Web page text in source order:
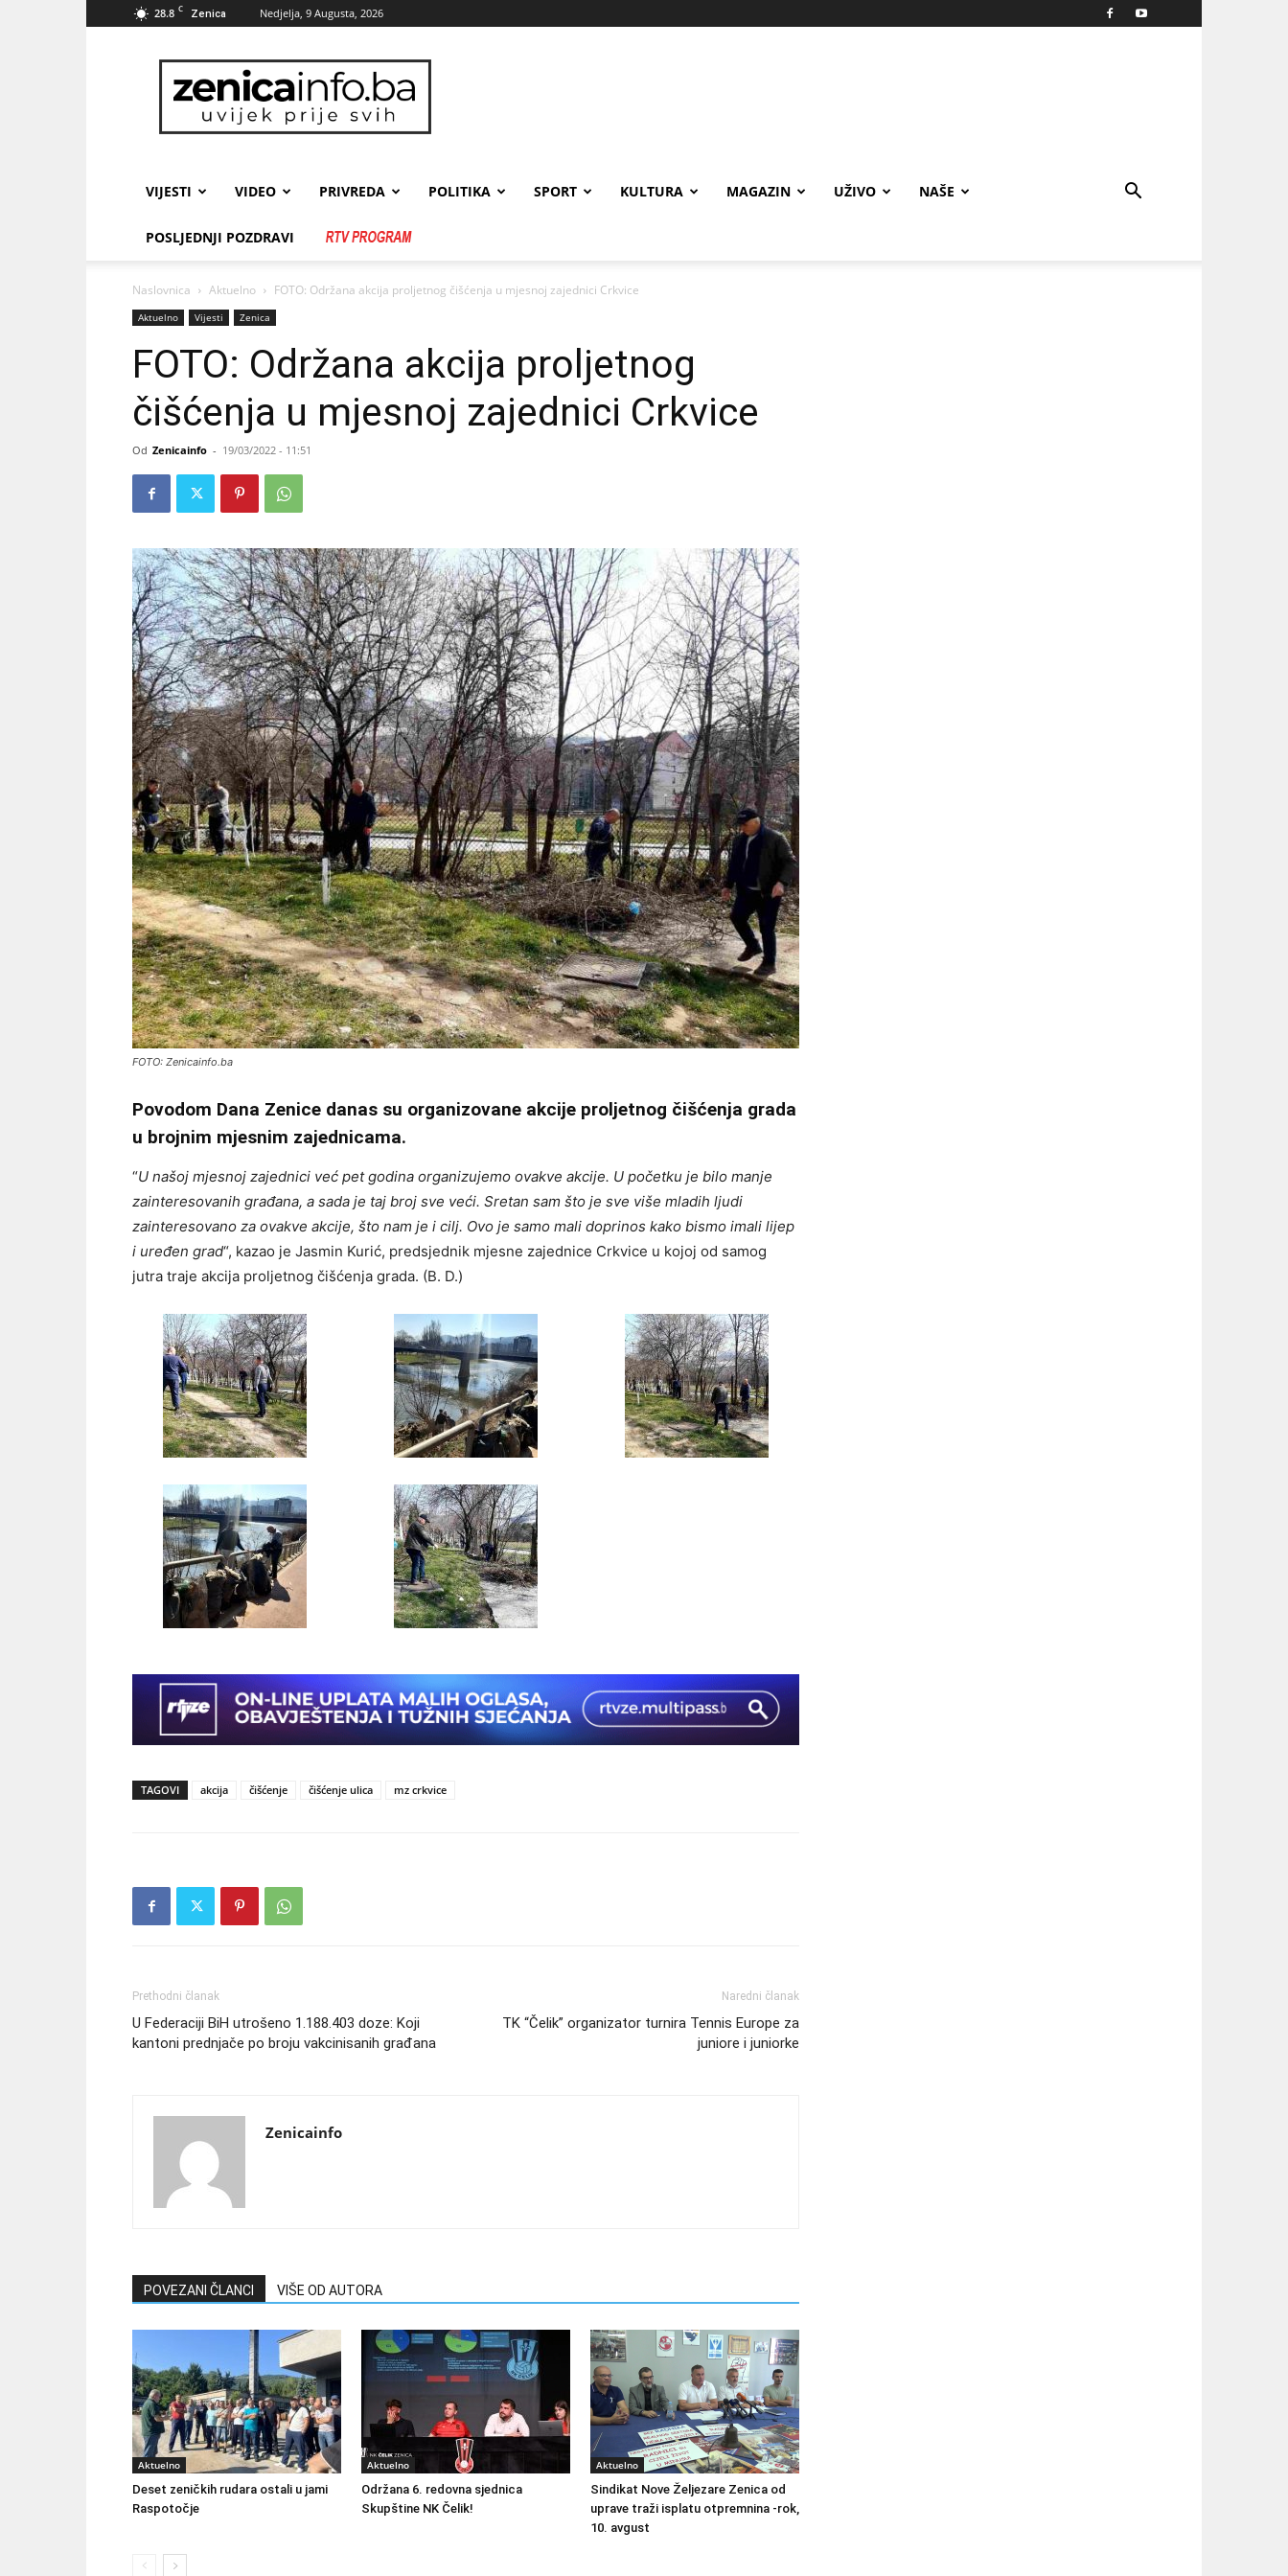
28.8 C Zenica Nedjelja, 9 Augusta, 2026
zenicainfo.ba
VIJESTI VIDEO PRIVREDA POLITIKA SPORT KULTURA MAGAZIN UŽIVO NAŠE
POSLJEDNJI POZDRAVI
Naslovnica Aktuelno FOTO: Održana akcija proljetnog čišćenja u mjesnoj zajednici Crkvice
Aktuelno Vijesti Zenica
FOTO: Održana akcija proljetnog
čišćenja u mjesnoj zajednici Crkvice
Od Zenicainfo - 19/03/2022 - 11:51
FOTO: Zenicainfo.ba
Povodom Dana Zenice danas su organizovane akcije proljetnog čišćenja grada
u brojnim mjesnim zajednicama.
“U našoj mjesnoj zajednici već pet godina organizujemo ovakve akcije. U početku je bilo manje
zainteresovanih građana, a sada je taj broj sve veći. Sretan sam što je sve više mladih ljudi
zainteresovano za ovakve akcije, što nam je i cilj. Ovo je samo mali doprinos kako bismo imali lijep
i uređen grad“, kazao je Jasmin Kurić, predsjednik mjesne zajednice Crkvice u kojoj od samog
jutra traje akcija proljetnog čišćenja grada. (B. D.)
TAGOVI akcija čišćenje čišćenje ulica mz crkvice
Prethodni članak
U Federaciji BiH utrošeno 1.188.403 doze: Koji
kantoni prednjače po broju vakcinisanih građana
Naredni članak
TK “Čelik” organizator turnira Tennis Europe za
juniore i juniorke
Zenicainfo
POVEZANI ČLANCI VIŠE OD AUTORA
Aktuelno
Deset zeničkih rudara ostali u jami
Raspotočje
Aktuelno
Održana 6. redovna sjednica
Skupštine NK Čelik!
Aktuelno
Sindikat Nove Željezare Zenica od
uprave traži isplatu otpremnina -rok,
10. avgust